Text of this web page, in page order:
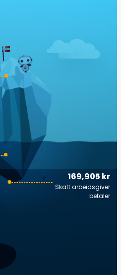
169,905 kr
Skatt arbeidsgiver
betaler